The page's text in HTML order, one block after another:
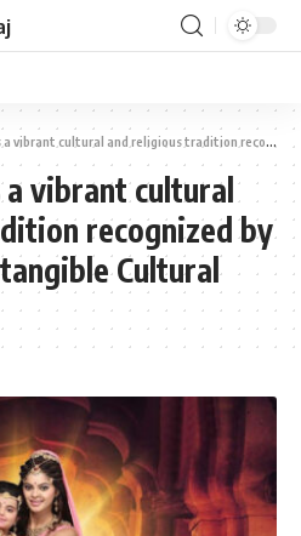
and religious tradition recognized by UNESCO as an Intangible Cultural Heritage.
a vibrant cultural
recognized by
Cultural